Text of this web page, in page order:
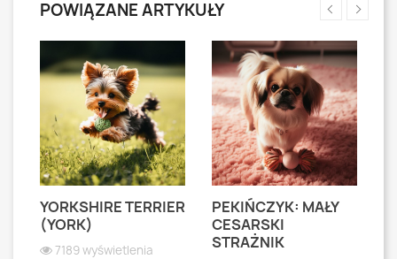
POWIĄZANE ARTYKUŁY
YORKSHIRE TERRIER
(YORK)
7189 wyświetlenia
PEKIŃCZYK: MAŁY
CESARSKI
STRAŻNIK